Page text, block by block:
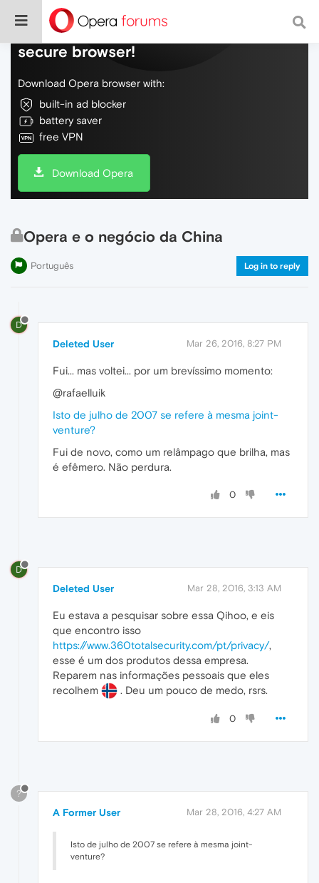
Do more on the web, with a fast and
secure browser!
Download Opera browser with:
built-in ad blocker
battery saver
free VPN
Download Opera
Opera e o negócio da China
Português Log in to reply
D
Deleted User Mar 26, 2016, 8:27 PM
Fui... mas voltei... por um brevíssimo momento:
@rafaelluik
Isto de julho de 2007 se refere à mesma joint-
venture?
Fui de novo, como um relâmpago que brilha, mas
é efêmero. Não perdura.
0
D
Deleted User Mar 28, 2016, 3:13 AM
Eu estava a pesquisar sobre essa Qihoo, e eis
que encontro isso
https://www.360totalsecurity.com/pt/privacy/,
esse é um dos produtos dessa empresa.
Reparem nas informações pessoais que eles
recolhem
. Deu um pouco de medo, rsrs.
0
?
A Former User Mar 28, 2016, 4:27 AM
Isto de julho de 2007 se refere à mesma joint-
venture?